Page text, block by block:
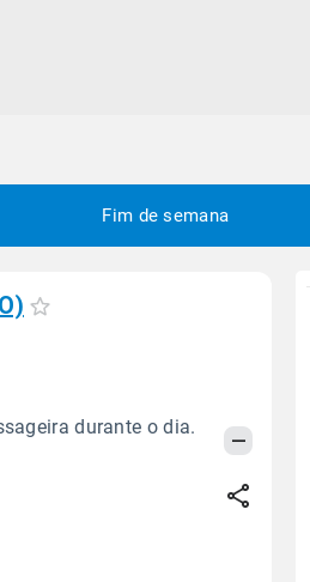
Fim de semana
durante o dia.